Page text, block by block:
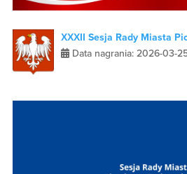
XXXII Sesja Rady Miasta
Data nagrania: 2026-03-